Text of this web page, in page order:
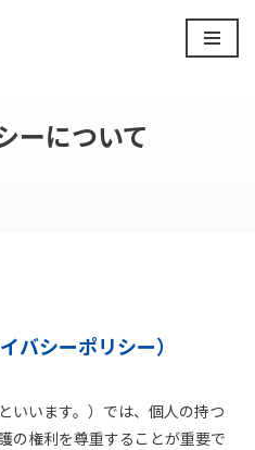
ーについて
バシーポリシー）
いいます。）では、個人の持つ
の権利を尊重することが重要で